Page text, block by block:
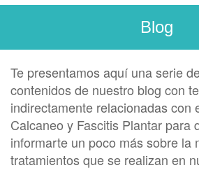
Blog
Te presentamos aquí una serie
contenidos de nuestro blog con
indirectamente relacionadas con
Calcaneo y Fascitis Plantar para
informarte un poco más sobre la
tratamientos que se realizan en